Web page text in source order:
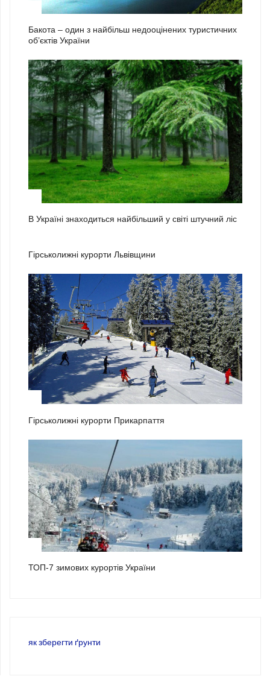
Бакота – один з найбільш недооцінених туристичних
об’єктів України
В Україні знаходиться найбільший у світі штучний ліс
Гірськолижні курорти Львівщини
Гірськолижні курорти Прикарпаття
ТОП-7 зимових курортів України
як зберегти ґрунти